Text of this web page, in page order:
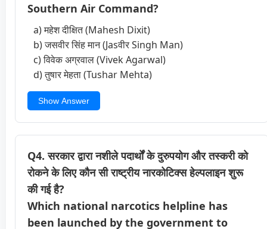
Southern Air Command?
a) महेश दीक्षित (Mahesh Dixit)
b) जसवीर सिंह मान (Jasवीर Singh Man)
c) विवेक अग्रवाल (Vivek Agarwal)
d) तुषार मेहता (Tushar Mehta)
Show Answer
Q4. सरकार द्वारा नशीले पदार्थों के दुरुपयोग और तस्करी को
रोकने के लिए कौन सी राष्ट्रीय नारकोटिक्स हेल्पलाइन शुरू
की गई है?
Which national narcotics helpline has
been launched by the government to